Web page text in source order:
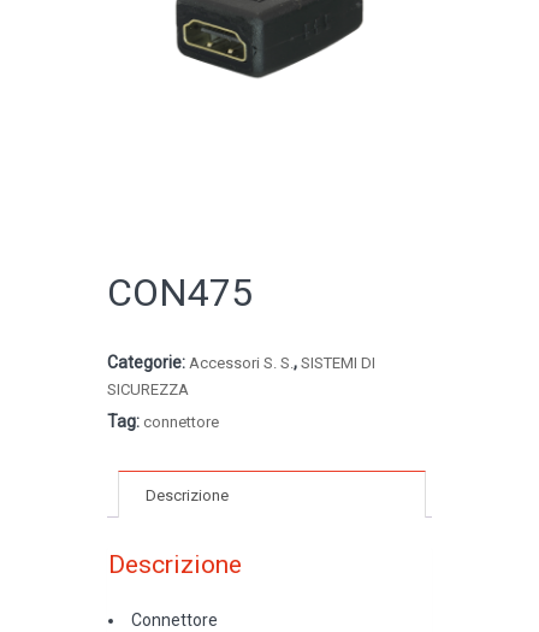
CATALOGO ONLINE
CON475
Categorie: Accessori S. S., SISTEMI DI
SICUREZZA
Tag: connettore
Descrizione
Descrizione
Connettore